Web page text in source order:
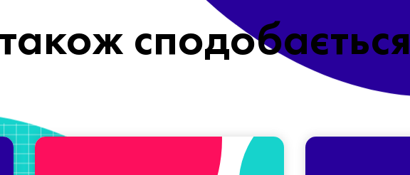
сподобається